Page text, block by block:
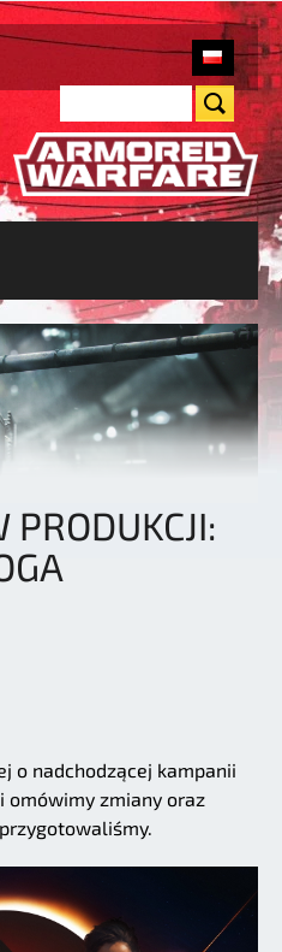
PRODUKCJI:
o nadchodzącej kampanii
i omówimy zmiany oraz